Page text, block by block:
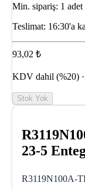
Min. sipariş: 1 adet
Teslimat: 16:30'a
93,02 ₺
KDV dahil (%20)
Stok Yok
23-5
R3119N100A-